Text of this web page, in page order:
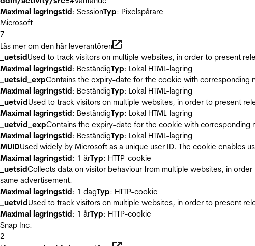
Maximal lagringstid: SessionTyp: Pixelspårare
Microsoft
7
Läs mer om den här leverantören
_uetsidUsed to track visitors on multiple websites, in order to present
Maximal lagringstid: BeständigTyp: Lokal HTML-lagring
_uetsid_expContains the expiry-date for the cookie with corresponding
Maximal lagringstid: BeständigTyp: Lokal HTML-lagring
_uetvidUsed to track visitors on multiple websites, in order to present
Maximal lagringstid: BeständigTyp: Lokal HTML-lagring
_uetvid_expContains the expiry-date for the cookie with corresponding
Maximal lagringstid: BeständigTyp: Lokal HTML-lagring
MUIDUsed widely by Microsoft as a unique user ID. The cookie enables
Maximal lagringstid: 1 årTyp: HTTP-cookie
_uetsidCollects data on visitor behaviour from multiple websites, in
same advertisement.
Maximal lagringstid: 1 dagTyp: HTTP-cookie
_uetvidUsed to track visitors on multiple websites, in order to present
Maximal lagringstid: 1 årTyp: HTTP-cookie
Snap Inc.
2